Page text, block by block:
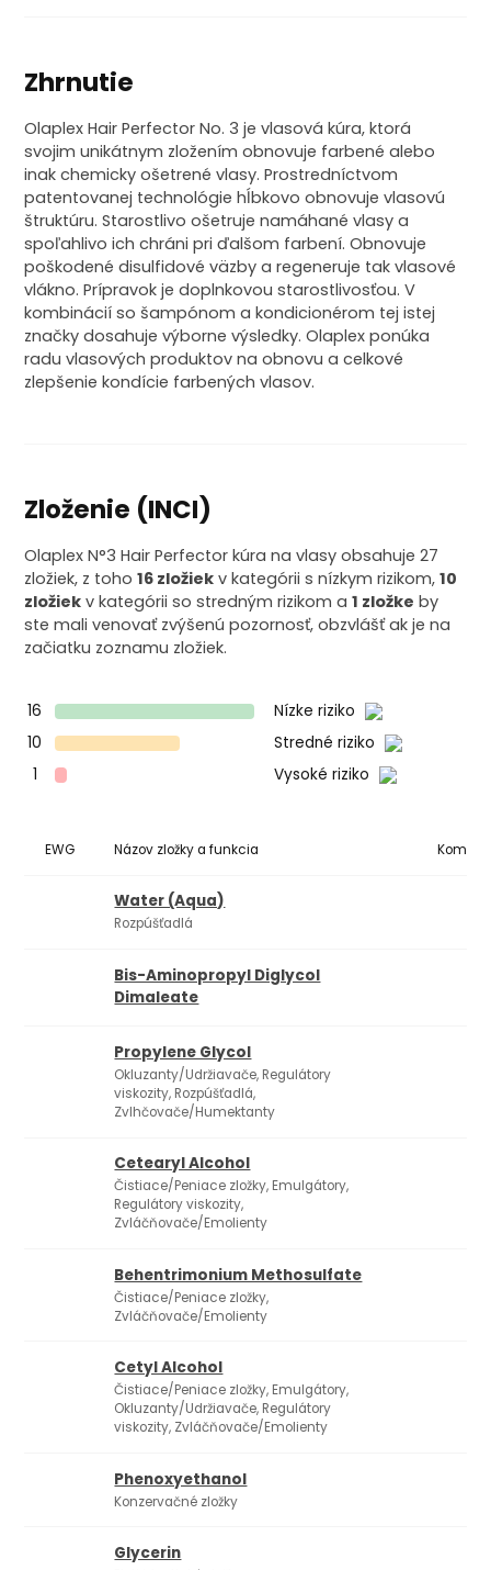
Zhrnutie
Olaplex Hair Perfector No. 3 je vlasová kúra, ktorá
svojim unikátnym zložením obnovuje farbené alebo
inak chemicky ošetrené vlasy. Prostredníctvom
patentovanej technológie hĺbkovo obnovuje vlasovú
štruktúru. Starostlivo ošetruje namáhané vlasy a
spoľahlivo ich chráni pri ďalšom farbení. Obnovuje
poškodené disulfidové väzby a regeneruje tak vlasové
vlákno. Prípravok je doplnkovou starostlivosťou. V
kombinácií so šampónom a kondicionérom tej istej
značky dosahuje výborne výsledky. Olaplex ponúka
radu vlasových produktov na obnovu a celkové
zlepšenie kondície farbených vlasov.
Zloženie (INCI)
Olaplex N°3 Hair Perfector kúra na vlasy obsahuje 27
zložiek, z toho16 zložiek v kategórii s nízkym rizikom,10
zložiek v kategórii so stredným rizikom a1 zložke by
ste mali venovať zvýšenú pozornosť, obzvlášť ak je na
začiatku zoznamu zložiek.
16
Nízke riziko
10
Stredné riziko
1
Vysoké riziko
EWG Názov zložky a funkcia
Water (Aqua)
Rozpúšťadlá
Bis-Aminopropyl Diglycol
Dimaleate
Propylene Glycol
Okluzanty/Udržiavače, Regulátory
viskozity, Rozpúšťadlá,
Zvlhčovače/Humektanty
Cetearyl Alcohol
Čistiace/Peniace zložky, Emulgátory,
Regulátory viskozity,
Zvláčňovače/Emolienty
Behentrimonium Methosulfate
Čistiace/Peniace zložky,
Zvláčňovače/Emolienty
Cetyl Alcohol
Čistiace/Peniace zložky, Emulgátory,
Okluzanty/Udržiavače, Regulátory
viskozity, Zvláčňovače/Emolienty
Phenoxyethanol
Konzervačné zložky
Glycerin